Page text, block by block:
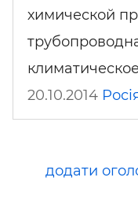
химической
20.10.2014
додати